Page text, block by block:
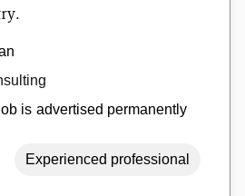
is advertised permanently
Experienced professional